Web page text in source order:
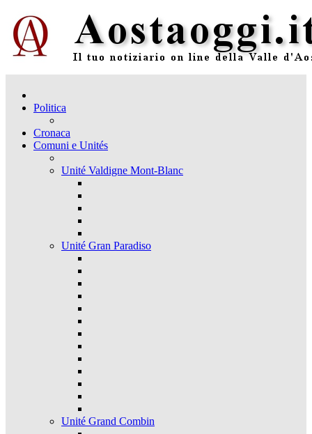
Politica
Cronaca
Comuni e Unités
Unité Valdigne Mont-Blanc
Unité Gran Paradiso
Unité Grand Combin